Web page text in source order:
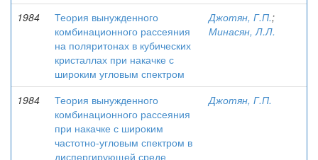
1984
Теория вынужденного
комбинационного рассеяния
на поляритонах в кубических
кристаллах при накачке с
широким угловым спектром
Джотян, Г.П.;
Минасян, Л.Л.
1984
Теория вынужденного
комбинационного рассеяния
при накачке с широким
частотно-угловым спектром в
диспергирующей среде
Джотян, Г.П.